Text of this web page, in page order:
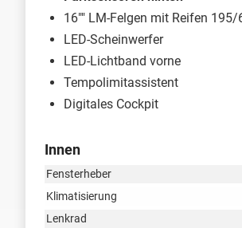
16"" LM-Felgen mit Reifen 195/
LED-Scheinwerfer
LED-Lichtband vorne
Tempolimitassistent
Digitales Cockpit
Innen
Fensterheber
Klimatisierung
Lenkrad